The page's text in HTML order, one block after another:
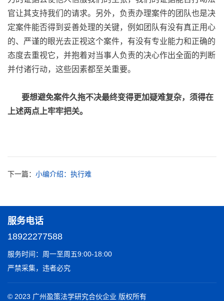
官让其支持我们的请求。另外，负责办理案件的团队也是决
定案件能否得到妥善处理的关键，例如团队有没有真正用心
的、严谨的眼光去正视这个案件，有没有专业能力和正确的
态度去重视它，并抱着对当事人负责的决心作出全面的判断
并付诸行动，这些因素都至关重要。
要想避免案件久拖不决最终变得更加疑难复杂，须得在
上述两点上牢牢把关。
下一篇： 小编介绍：执行难
服务电话
18922277588
服务时间：周一至周五9:00-18:00
严禁采集，违者必究
© 2023 广州盈策法学研究合伙企业 版权所有